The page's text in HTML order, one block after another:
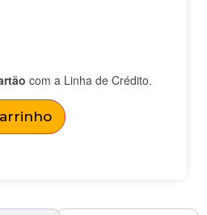
com a Linha de Crédito.